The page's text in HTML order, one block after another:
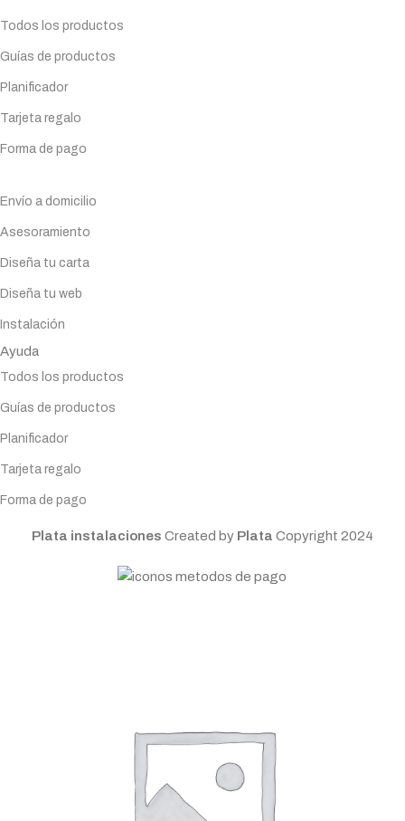
Todos los productos
Guías de productos
Planificador
Tarjeta regalo
Forma de pago
Envío a domicilio
Asesoramiento
Diseña tu carta
Diseña tu web
Instalación
Ayuda
Todos los productos
Guías de productos
Planificador
Tarjeta regalo
Forma de pago
Plata instalaciones Created by Plata Copyright 2024